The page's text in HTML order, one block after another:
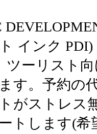
インク PDI)
ツーリスト
す。予約の
がストレス
トします(希